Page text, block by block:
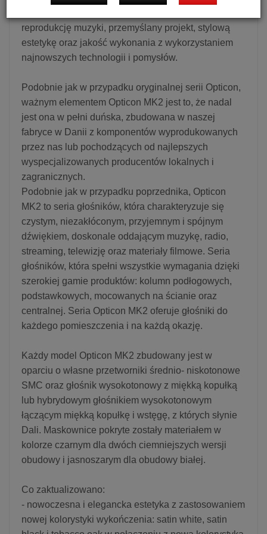
reprodukcję muzyki, przemyślany projekt, stylową
estetykę oraz jakość wykonania z wykorzystaniem
najnowszych technologii i pomysłów.
Podobnie jak w przypadku oryginalnej serii Opticon,
ważnym elementem Opticon MK2 jest to, że nadal
jest ona w pełni duńska, zbudowana w naszej
fabryce w Danii z komponentów wyprodukowanych
przez nas lub pochodzących od najlepszych
wyspecjalizowanych producentów lokalnych i
zagranicznych.
Podobnie jak w przypadku poprzednika, Opticon
MK2 to seria głośników, która charakteryzuje się
czystym, niezakłóconym, przyjemnym i spójnym
dźwiękiem, doskonale oddającym muzykę, radio,
streaming, telewizję oraz materiały filmowe. Seria
głośników, która spełni wszystkie wymagania dzięki
szerokiej gamie produktów: kolumn podłogowych,
podstawkowych, mocowanych na ścianie oraz
centralnej. Seria Opticon MK2 oferuje głośniki do
każdego pomieszczenia i na każdą okazję.
Każdy model Opticon MK2 zbudowany jest w
oparciu o własne przetworniki średnio- niskotonowe
SMC oraz głośnik wysokotonowy z miękką kopułką
lub hybrydowym głośnikiem wysokotonowym
łączącym miękką kopułkę i wstęgę, z których słynie
Dali. Maskownice pokryte zostały materiałem w
kolorze czarnym dla dwóch ciemniejszych wersji
obudowy i jasnoszarym dla obudowy białej.
Co zaktualizowano:
- nowoczesna i elegancka estetyka z zastosowaniem
nowej kolorystyki wykończenia: satin white, satin